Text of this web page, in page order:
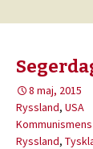
8 maj, 2015
Ryssland, USA
Ryssland,